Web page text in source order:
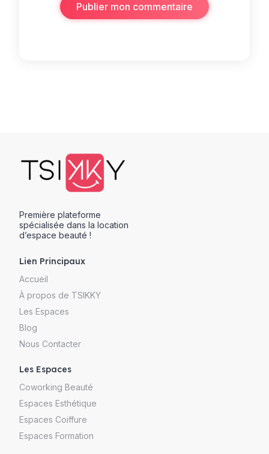
Publier mon commentaire
Première plateforme
spécialisée dans la location
d’espace beauté !
Lien Principaux
Accueil
À propos de TSIKKY
Les Espaces
Blog
Nous Contacter
Les Espaces
Coworking Beauté
Espaces Esthétique
Espaces Coiffure
Espaces Formation